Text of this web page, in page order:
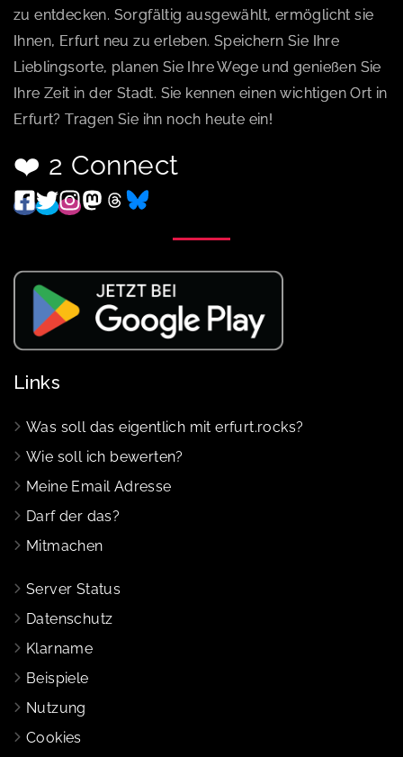
zu entdecken. Sorgfältig ausgewählt, ermöglicht sie
Ihnen, Erfurt neu zu erleben. Speichern Sie Ihre
Lieblingsorte, planen Sie Ihre Wege und genießen Sie
Ihre Zeit in der Stadt. Sie kennen einen wichtigen Ort in
Erfurt? Tragen Sie ihn noch heute ein!
❤️ 2 Connect
Links
Was soll das eigentlich mit erfurt.rocks?
Wie soll ich bewerten?
Meine Email Adresse
Darf der das?
Mitmachen
Server Status
Datenschutz
Klarname
Beispiele
Nutzung
Cookies